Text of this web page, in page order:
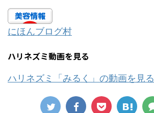
にほんブログ村
ハリネズミ動画を見る
ハリネズミ「みるく」の動画を見る